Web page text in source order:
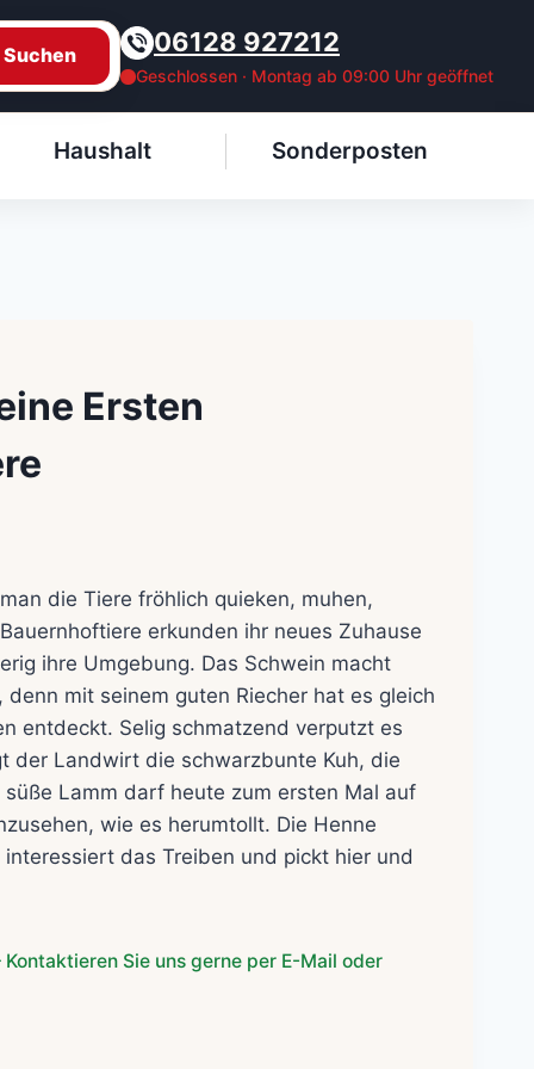
Suchen 06128 927212
Geschlossen · Montag ab 09:00 Uhr geöffnet
Haushalt Sonderposten
Ersten
die Tiere fröhlich quieken, muhen,
erkunden ihr neues Zuhause
ihre Umgebung. Das Schwein macht
mit seinem guten Riecher hat es gleich
entdeckt. Selig schmatzend verputzt es
der Landwirt die schwarzbunte Kuh, die
Lamm darf heute zum ersten Mal auf
wie es herumtollt. Die Henne
das Treiben und pickt hier und
Sie uns gerne per E-Mail oder